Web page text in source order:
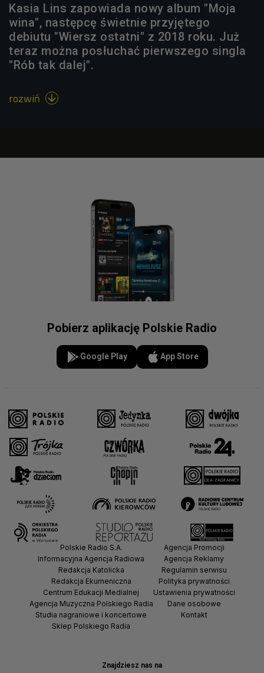
Kasia Lins zapowiada nowy album "Moja
wina", następcę świetnie przyjętego
debiutu "Wiersz ostatni" z 2018 roku. Już
teraz można posłuchać pierwszego singla
"Rób tak dalej".
rozwiń 
Pobierz aplikację Polskie Radio
Google Play App Store
Znajdziesz nas na
Polskie Radio S.A.
Informacyjna Agencja Radiowa
Redakcja Katolicka
Redakcja Ekumeniczna
Centrum Edukacji Medialnej
Agencja Muzyczna Polskiego Radia
Studia nagraniowe i koncertowe
Sklep Polskiego Radia
Agencja Promocji
Agencja Reklamy
Regulamin serwisu
Polityka prywatności
Ustawienia prywatności
Dane osobowe
Kontakt